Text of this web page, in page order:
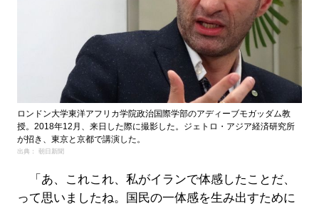
ロンドン大学東洋アフリカ学院政治国際学部のアディーブモガッダム教
授。2018年12月、来日した際に撮影した。ジェトロ・アジア経済研究所
が招き、東京と京都で講演した。
出典： 朝日新聞
「あ、これこれ、私がイランで体感したことだ、
って思いましたね。国民の一体感を生み出すために